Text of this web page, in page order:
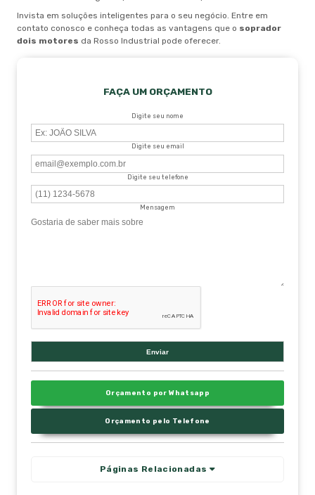
Invista em soluções inteligentes para o seu negócio. Entre em
contato conosco e conheça todas as vantagens que o soprador
dois motores da Rosso Industrial pode oferecer.
FAÇA UM ORÇAMENTO
Digite seu nome
Digite seu email
Digite seu telefone
Mensagem
Orçamento por Whatsapp
Orçamento pelo Telefone
Páginas Relacionadas